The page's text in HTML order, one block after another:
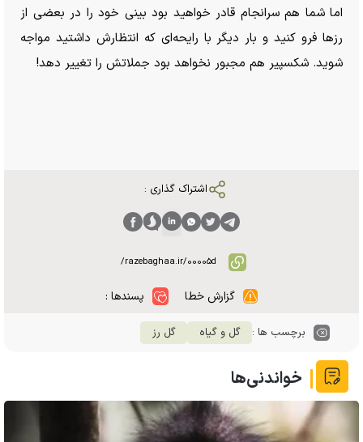
اما شما هم سرانجام قادر خواهید بود بینی خود را در بعضی از
رز‌ها فرو کنید و بار دیگر با رایحه‌ای که انتظارش داشتید مواجه
شوید. شکسپیر هم مجبور نخواهد بود جملاتش را تغییر دهد!
اشتراک گذاری :
گزارش خطا پسندها :
برچسب ها : گل و گیاه گل رز
خواندنی‌ها